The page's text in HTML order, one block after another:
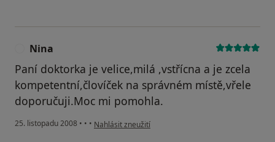
Nina
Paní doktorka je velice,milá ,vstřícna a je zcela
kompetentní,človíček na správném místě,vřele
doporučuji.Moc mi pomohla.
25. listopadu 2008 • • • podle názoru uživatele Nina
Nahlásit zneužití